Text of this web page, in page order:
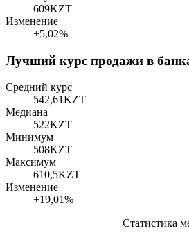
609KZT
Изменение
+5,02%
Лучший курс продажи в
Средний курс
542,61KZT
Медиана
522KZT
Минимум
508KZT
Максимум
610,5KZT
Изменение
+19,01%
Статистика